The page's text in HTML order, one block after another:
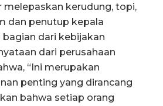
melepaskan kerudung, topi,
dan penutup kepala
bagian dari kebijakan
dari perusahaan
“Ini merupakan
penting yang dirancang
bahwa setiap orang